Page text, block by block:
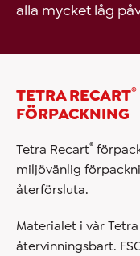
alla mycket låg
TETRA RECART®
FÖRPACKNING
Tetra Recart®
miljövänlig
återförsluta.
Materialet i vår
återvinningsbart.